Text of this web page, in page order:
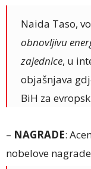
Naida Taso,
obnovljivu
zajednice, u
objašnjava
BiH za
– NAGRADE:
nobelove